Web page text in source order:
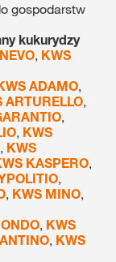
gospodarstw
kukurydzy
, KWS
ADAMO,
ARTURELLO,
,
, KWS
, KWS
KASPERO,
,
, KWS MINO,
, KWS
, KWS